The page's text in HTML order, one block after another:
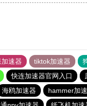
加速器 tiktok加速器
快连加速器官网入口
海鸥加速器 hammer加